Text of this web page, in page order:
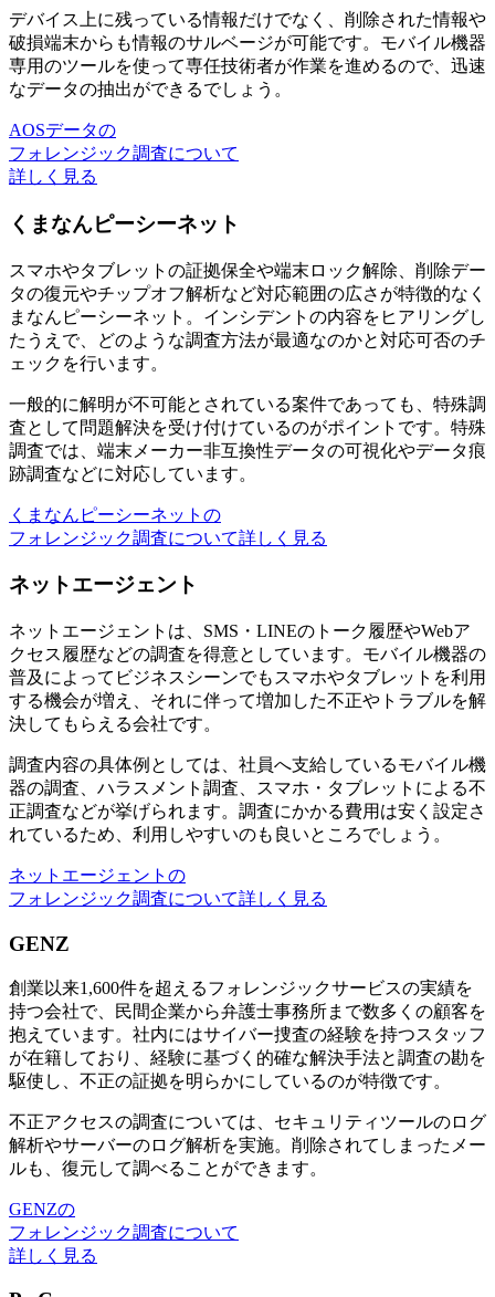
デバイス上に残っている情報だけでなく、削除された情報や
破損端末からも情報のサルベージが可能です。モバイル機器
専用のツールを使って専任技術者が作業を進めるので、迅速
なデータの抽出ができるでしょう。
AOSデータの
フォレンジック調査について
詳しく見る
くまなんピーシーネット
スマホやタブレットの証拠保全や端末ロック解除、削除デー
タの復元やチップオフ解析など対応範囲の広さが特徴的なく
まなんピーシーネット。インシデントの内容をヒアリングし
たうえで、どのような調査方法が最適なのかと対応可否のチ
ェックを行います。
一般的に解明が不可能とされている案件であっても、特殊調
査として問題解決を受け付けているのがポイントです。特殊
調査では、端末メーカー非互換性データの可視化やデータ痕
跡調査などに対応しています。
くまなんピーシーネットの
フォレンジック調査について詳しく見る
ネットエージェント
ネットエージェントは、SMS・LINEのトーク履歴やWebア
クセス履歴などの調査を得意としています。モバイル機器の
普及によってビジネスシーンでもスマホやタブレットを利用
する機会が増え、それに伴って増加した不正やトラブルを解
決してもらえる会社です。
調査内容の具体例としては、社員へ支給しているモバイル機
器の調査、ハラスメント調査、スマホ・タブレットによる不
正調査などが挙げられます。調査にかかる費用は安く設定さ
れているため、利用しやすいのも良いところでしょう。
ネットエージェントの
フォレンジック調査について詳しく見る
GENZ
創業以来1,600件を超えるフォレンジックサービスの実績を
持つ会社で、民間企業から弁護士事務所まで数多くの顧客を
抱えています。社内にはサイバー捜査の経験を持つスタッフ
が在籍しており、経験に基づく的確な解決手法と調査の勘を
駆使し、不正の証拠を明らかにしているのが特徴です。
不正アクセスの調査については、セキュリティツールのログ
解析やサーバーのログ解析を実施。削除されてしまったメー
ルも、復元して調べることができます。
GENZの
フォレンジック調査について
詳しく見る